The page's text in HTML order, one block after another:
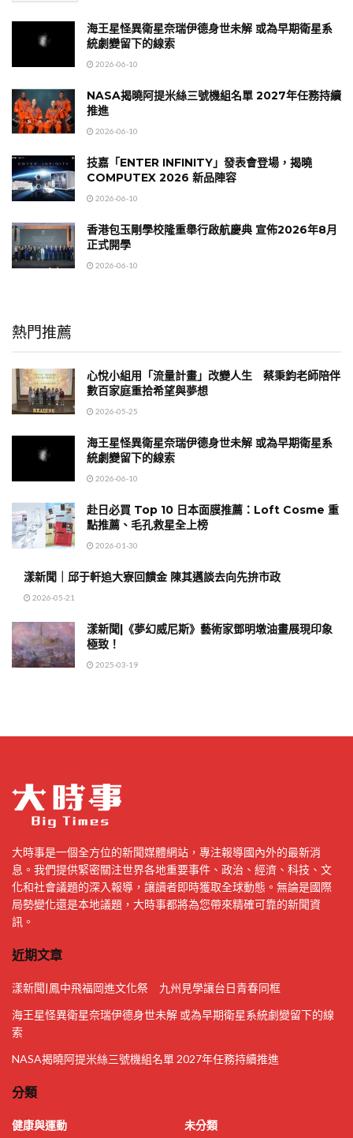
海王星怪異衛星奈瑞伊德身世未解 或為早期衛星系
統劇變留下的線索
2026-06-10
NASA揭曉阿提米絲三號機組名單 2027年任務持續
推進
2026-06-10
技嘉「ENTER INFINITY」發表會登場，揭曉
COMPUTEX 2026 新品陣容
2026-06-10
香港包玉剛學校隆重舉行啟航慶典 宣佈2026年8月
正式開學
2026-06-10
熱門推薦
心悅小組用「流量計畫」改變人生 蔡秉鈞老師陪伴
數百家庭重拾希望與夢想
2026-05-25
海王星怪異衛星奈瑞伊德身世未解 或為早期衛星系
統劇變留下的線索
2026-06-10
赴日必買 Top 10 日本面膜推薦：Loft Cosme 重
點推薦、毛孔救星全上榜
2026-01-30
漾新聞｜邱于軒追大寮回饋金 陳其邁談去向先拚市政
2026-05-21
漾新聞|《夢幻威尼斯》藝術家鄧明墩油畫展現印象
極致！
2025-03-19
大時事是一個全方位的新聞媒體網站，專注報導國內外的最新消
息。我們提供緊密關注世界各地重要事件、政治、經濟、科技、文
化和社會議題的深入報導，讓讀者即時獲取全球動態。無論是國際
局勢變化還是本地議題，大時事都將為您帶來精確可靠的新聞資
訊。
近期文章
漾新聞|鳳中飛福岡進文化祭 九州見學讓台日青春同框
海王星怪異衛星奈瑞伊德身世未解 或為早期衛星系統劇變留下的線
索
NASA揭曉阿提米絲三號機組名單 2027年任務持續推進
分類
健康與運動 未分類